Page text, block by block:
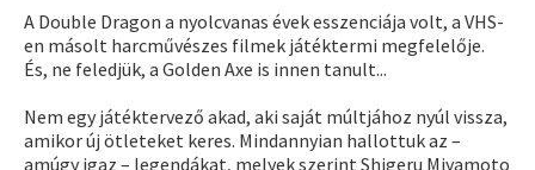
A Double Dragon a nyolcvanas évek esszenciája volt, a VHS-
en másolt harcművészes filmek játéktermi megfelelője.
És, ne feledjük, a Golden Axe is innen tanult...
Nem egy játéktervező akad, aki saját múltjához nyúl vissza,
amikor új ötleteket keres. Mindannyian hallottuk az –
amúgy igaz – legendákat, melyek szerint Shigeru Miyamoto